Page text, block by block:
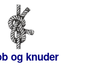
og knuder